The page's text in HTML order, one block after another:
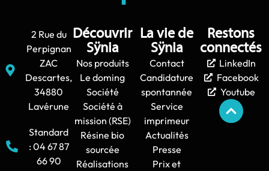
2 Rue du
Perpignan
ZAC
Descartes,
34880
Lavérune
Standard
: 04 67 87
66 90
Découvrir
Sÿnia
Nos produits
Le doming
Société
Société à
mission (RSE)
Résine bio
sourcée
Réalisations
La vie de
Sÿnia
Contact
Candidature
spontannée
Service
imprimeur
Actualités
Presse
Prix et
Restons
connectés
LinkedIn
Facebook
Youtube